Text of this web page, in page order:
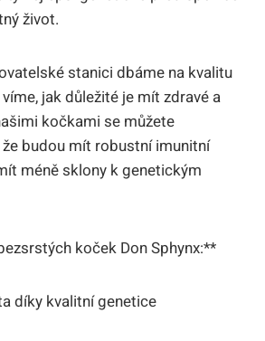
život.
stanici dbáme⁢ na kvalitu
jak důležité je ​mít zdravé‌ a
kočkami se můžete
budou ⁤mít robustní ‍imunitní
⁣méně sklony k genetickým
koček Don Sphynx:**
díky kvalitní⁣ genetice